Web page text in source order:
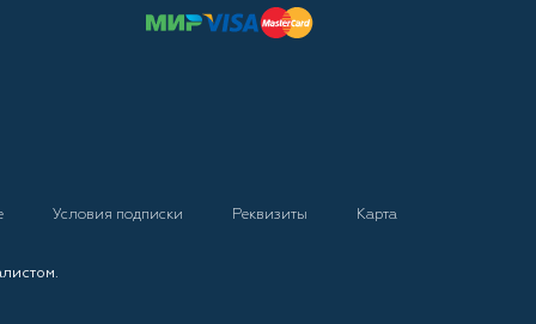
Условия подписки Реквизиты
Карта